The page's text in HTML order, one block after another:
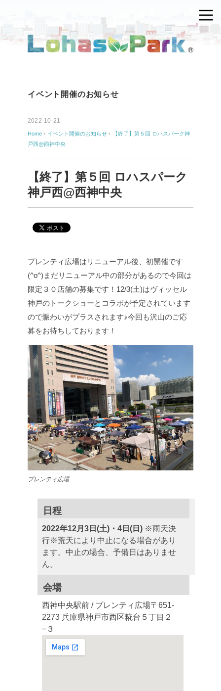
イベント開催のお知らせ
2022-10-21
Home › イベント開催のお知らせ ›
【終了】第５回 ロハスパーク神
戸西@西神中央
【終了】第５回 ロハスパーク
神戸西@西神中央
プレンティ広場はリニューアル後、初開催です
(^o^) まだリニューアル中の部分があるので今回は
限定３０店舗の募集です！ 12/3(土)はヴィッセル
神戸のトークショーとコラボが予定されています
ので賑わいがプラスされます♪今回も沢山のご応
募をお待ちしております！
プレンティ広場
日程
2022年12月3日(土)・4日(日) ※雨天決
行※荒天により中止になる場合があり
ます。中止の場合、予備日はありませ
ん。
会場
西神中央駅前 / プレンティ広場〒651-
2273 兵庫県神戸市西区糀台５丁目２
−３